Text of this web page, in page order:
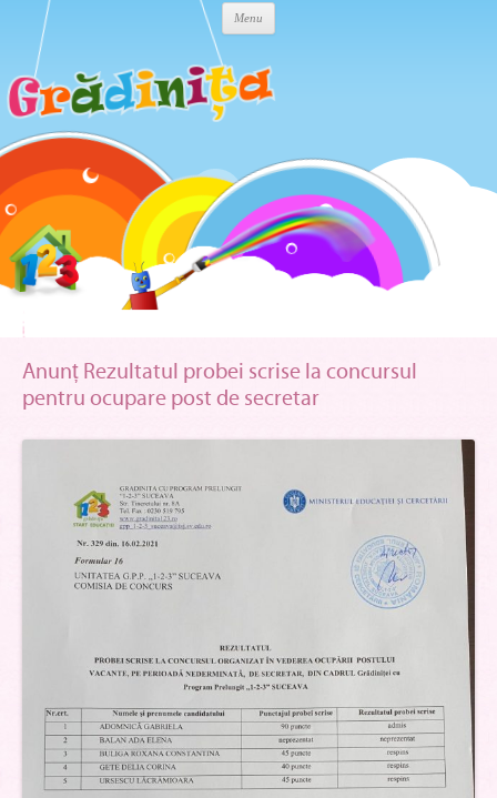
Menu
Anunț Rezultatul probei scrise la concursul
pentru ocupare post de secretar